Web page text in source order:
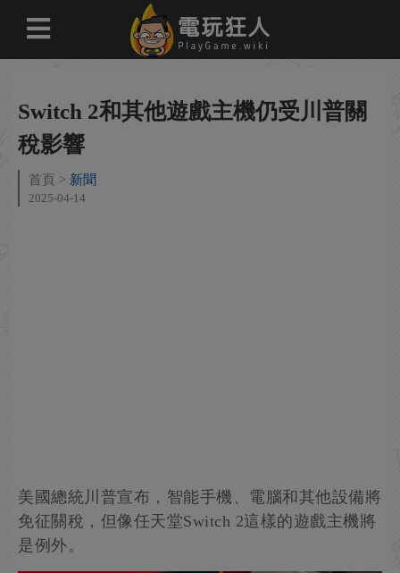
Switch 2和其他遊戲主機仍受川普關
稅影響
首頁 新聞
2025-04-14
美國總統川普宣布，智能手機、電腦和其他設備將
免征關稅，但像任天堂Switch 2這樣的遊戲主機將
是例外。